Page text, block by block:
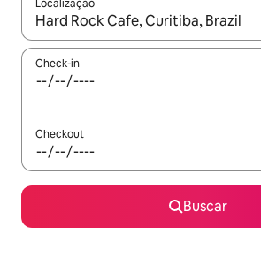
Localização
Quando os resultados estiverem
Check-in
Checkout
Buscar